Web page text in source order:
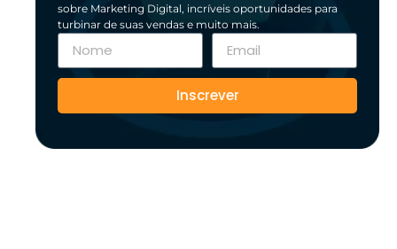
sobre Marketing Digital, incríveis oportunidades para
turbinar de suas vendas e muito mais.
Inscrever